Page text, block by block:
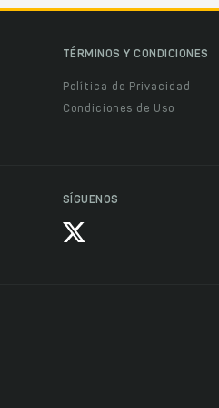
TÉRMINOS Y CONDICIONES
Política de Privacidad
Condiciones de Uso
SÍGUENOS